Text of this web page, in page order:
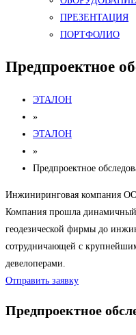
ПРЕЗЕНТАЦИЯ
ПОРТФОЛИО
Предпроектное
ЭТАЛОН
»
ЭТАЛОН
»
Предпроектное
Инжиниринговая компания
Компания прошла динамичный
геодезической фирмы до
сотрудничающей с
девелоперами.
Отправить заявку
Предпроектное